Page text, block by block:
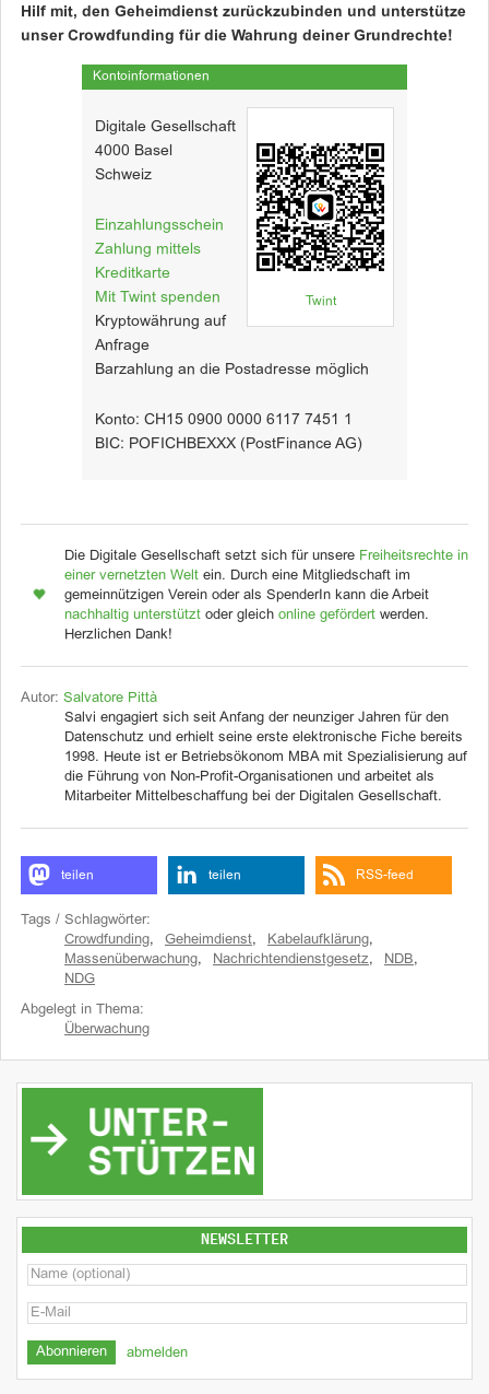
Hilf mit, den Geheimdienst zurückzubinden und unterstütze
unser Crowdfunding für die Wahrung deiner Grundrechte!
Kontoinformationen
Twint
Digitale Gesellschaft
4000 Basel
Schweiz
Einzahlungsschein
Zahlung mittels
Kreditkarte
Mit Twint spenden
Kryptowährung auf
Anfrage
Barzahlung an die Postadresse möglich
Konto: CH15 0900 0000 6117 7451 1
BIC: POFICHBEXXX (PostFinance AG)
Die Digitale Gesellschaft setzt sich für unsere Freiheitsrechte in
einer vernetzten Welt ein. Durch eine Mitgliedschaft im
gemeinnützigen Verein oder als SpenderIn kann die Arbeit
nachhaltig unterstützt oder gleich online gefördert werden.
Herzlichen Dank!
Autor: Salvatore Pittà
Salvi engagiert sich seit Anfang der neunziger Jahren für den
Datenschutz und erhielt seine erste elektronische Fiche bereits
1998. Heute ist er Betriebsökonom MBA mit Spezialisierung auf
die Führung von Non-Profit-Organisationen und arbeitet als
Mitarbeiter Mittelbeschaffung bei der Digitalen Gesellschaft.
teilen teilen RSS-feed
Tags / Schlagwörter:
Crowdfunding, Geheimdienst, Kabelaufklärung,
Massenüberwachung, Nachrichtendienstgesetz, NDB,
NDG
Abgelegt in Thema:
Überwachung
NEWSLETTER
abmelden